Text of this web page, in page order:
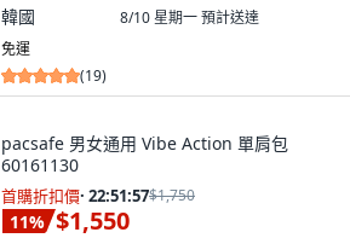
韓國 8/10 星期一預計送達
免運
(19)
pacsafe 男女通用 Vibe Action 單肩包
60161130
首購折扣價· 22:51:55$1,750
11% $1,550